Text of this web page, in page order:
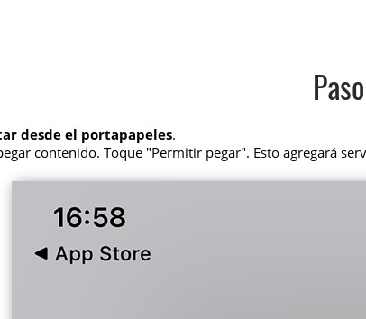
desde el portapapeles.
contenido. Toque "Permitir pegar". Esto agregará